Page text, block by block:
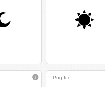
Png Ico